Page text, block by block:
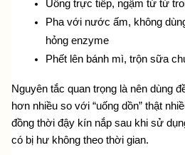
Uống trực tiếp, ngậm từ từ
Pha với nước ấm, không
hỏng enzyme
Phết lên bánh mì, trộn sữa
Nguyên tắc quan trọng là nên dùng
hơn nhiều so với “uống dồn” thật
đồng thời đậy kín nắp sau khi sử
có bị hư không theo thời gian.